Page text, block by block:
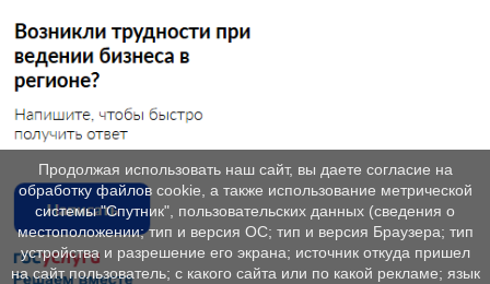
Продолжая использовать наш сайт, вы даете согласие на
обработку файлов cookie, а также использование метрической
системы "Спутник", пользовательских данных (сведения о
местоположении; тип и версия ОС; тип и версия Браузера; тип
устройства и разрешение его экрана; источник откуда пришел
на сайт пользователь; с какого сайта или по какой рекламе; язык